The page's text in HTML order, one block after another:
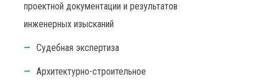
проектной документации и результатов
инженерных изысканий
Судебная экспертиза
Архитектурно-строительное